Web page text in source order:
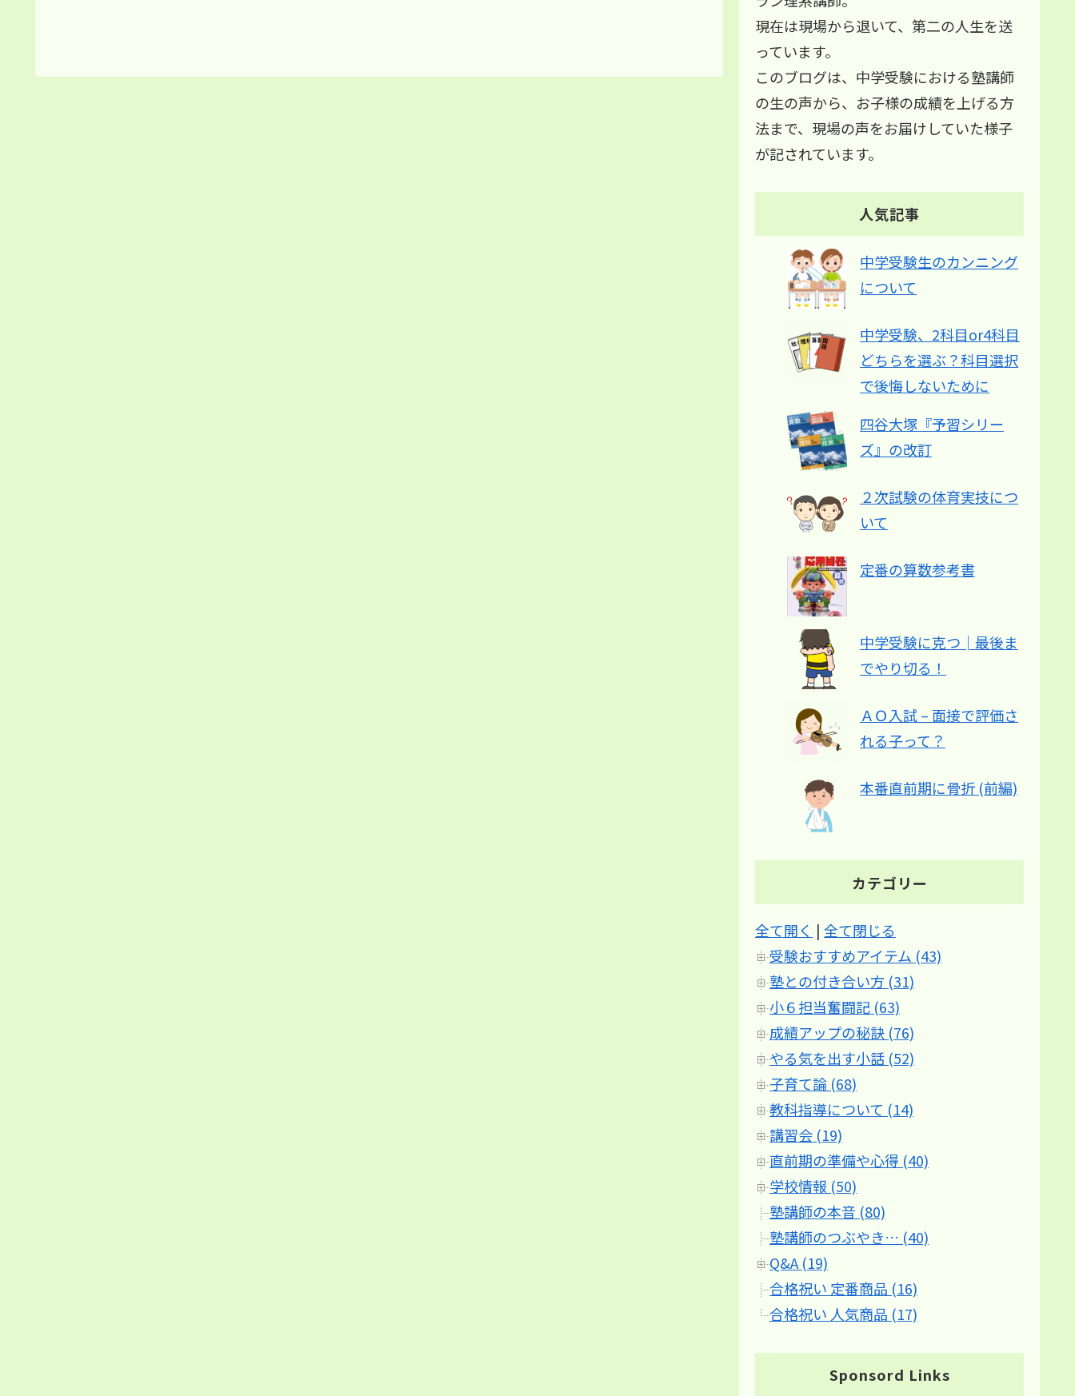
現在は現場から退いて、第二の人生を送
っています。
このブログは、中学受験における塾講師
の生の声から、お子様の成績を上げる方
法まで、現場の声をお届けしていた様子
が記されています。
人気記事
中学受験生のカンニング
について
中学受験、2科目or4科目
どちらを選ぶ？科目選択
で後悔しないために
四谷大塚『予習シリー
ズ』の改訂
２次試験の体育実技につ
いて
定番の算数参考書
中学受験に克つ│最後ま
でやり切る！
ＡＯ入試 – 面接で評価さ
れる子って？
本番直前期に骨折 (前編)
カテゴリー
全て開く | 全て閉じる
受験おすすめアイテム (43)
塾との付き合い方 (31)
小６担当奮闘記 (63)
成績アップの秘訣 (76)
やる気を出す小話 (52)
子育て論 (68)
教科指導について (14)
講習会 (19)
直前期の準備や心得 (40)
学校情報 (50)
塾講師の本音 (80)
塾講師のつぶやき… (40)
Q&A (19)
合格祝い 定番商品 (16)
合格祝い 人気商品 (17)
Sponsord Links